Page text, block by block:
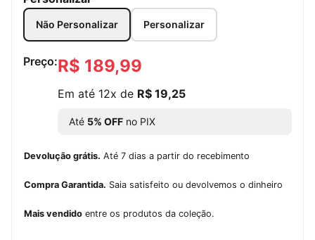
Não Personalizar Personalizar
Preço:R$ 189,99
Em até 12x de R$ 19,25
Até 5% OFF no PIX
Devolução grátis. Até 7 dias a partir do recebimento
Compra Garantida. Saia satisfeito ou devolvemos o dinheiro
Mais vendido entre os produtos da coleção.